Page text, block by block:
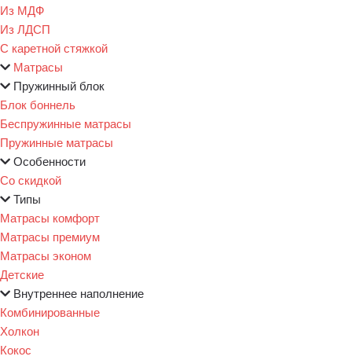
Из МДФ
Из ЛДСП
С каретной стяжкой
Матрасы
Пружинный блок
Блок боннель
Беспружинные матрасы
Пружинные матрасы
Особенности
Со скидкой
Типы
Матрасы комфорт
Матрасы премиум
Матрасы эконом
Детские
Внутреннее наполнение
Комбинированные
Холкон
Кокос